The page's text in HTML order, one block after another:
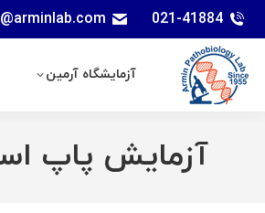
021-41884
آزمایشگاه آرمین
آزمایش پاپ
آزمایشگاه آرمین